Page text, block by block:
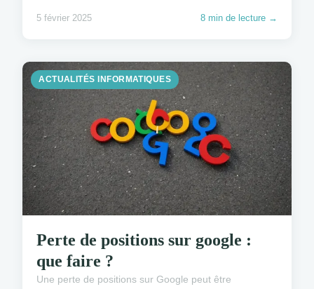
5 février 2025 8 min de lecture →
ACTUALITÉS INFORMATIQUES
Perte de positions sur google :
que faire ?
Une perte de positions sur Google peut être